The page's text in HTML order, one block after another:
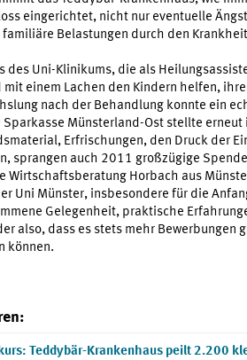
eingerichtet, nicht nur eventuelle
Belastungen durch den
des Uni-Klinikums, die als
einem Lachen den Kindern helfen,
nach der Behandlung konnte ein
Münsterland-Ost stellte
Erfrischungen, den Druck der
sprangen auch 2011 großzügige
Wirtschaftsberatung Horbach aus
Uni Münster, insbesondere für die
Gelegenheit, praktische
also, dass es stets mehr Bewerbungen
können.
Teddybär-Krankenhaus peilt 2.200